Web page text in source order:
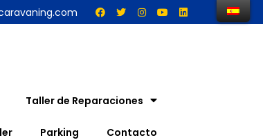
Taller de Reparaciones
Parking Contacto